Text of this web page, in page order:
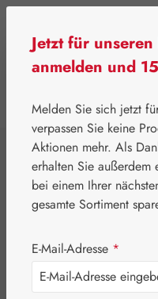
⌂ Leitner
Focus
Roll-On
Jetzt für
anmelden und
Melden Sie sich jetzt
verpassen Sie keine
Aktionen mehr. Als
erhalten Sie außerdem
bei einem Ihrer
gesamte Sortiment
E-Mail-Adresse *